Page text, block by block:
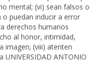
mental; (vi) sean falsos o
puedan inducir a error
derechos humanos
al honor, intimidad,
imagen; (viii) atenten
ANTONIO